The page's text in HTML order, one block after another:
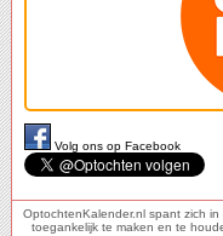
Volg ons op Facebook
OptochtenKalender.nl spant zich
toegankelijk te maken en te